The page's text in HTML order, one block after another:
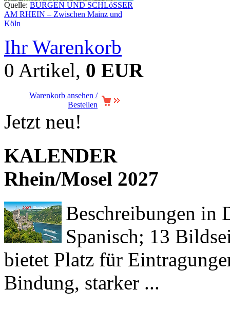
Quelle: BURGEN UND SCHLöSSER
AM RHEIN – Zwischen Mainz und
Köln
Ihr Warenkorb
0 Artikel, 0 EUR
Warenkorb ansehen /
Bestellen
Jetzt neu!
KALENDER
Rhein/Mosel 2027
Beschreibungen in
Spanisch; 13
bietet Platz für
Bindung, starker ...